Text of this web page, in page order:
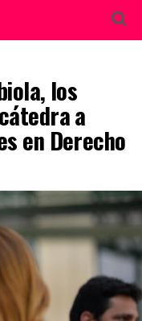
los
a
en Derecho